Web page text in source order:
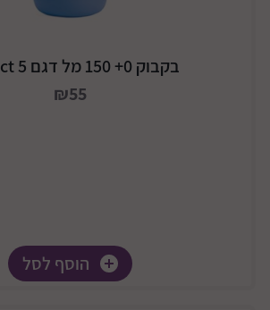
בקבוק 0+ 150 מל דגם Perfect 5
₪55
הוסף לסל